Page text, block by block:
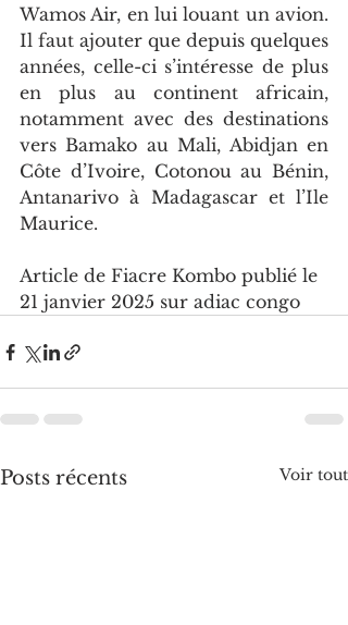
Wamos Air, en lui louant un avion.
Il faut ajouter que depuis quelques
années, celle-ci s’intéresse de plus
en plus au continent africain,
notamment avec des destinations
vers Bamako au Mali, Abidjan en
Côte d’Ivoire, Cotonou au Bénin,
Antanarivo à Madagascar et l’Ile
Maurice.
Article de Fiacre Kombo publié le
21 janvier 2025 sur adiac congo
Posts récents Voir tout